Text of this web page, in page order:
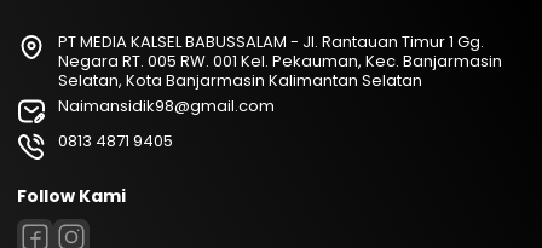
PT MEDIA KALSEL BABUSSALAM - Jl. Rantauan Timur 1 Gg.
Negara RT. 005 RW. 001 Kel. Pekauman, Kec. Banjarmasin
Selatan, Kota Banjarmasin Kalimantan Selatan
Naimansidik98@gmail.com
0813 4871 9405
Follow Kami